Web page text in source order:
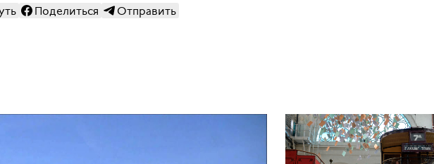
Поделиться Отправить